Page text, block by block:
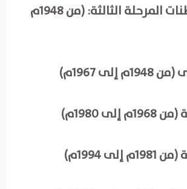
· رابعًا: مستوطنات المرحلة الثالثة: (من 1948م